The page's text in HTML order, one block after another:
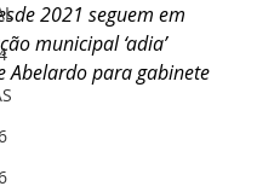
2021 seguem em
municipal ‘adia’
Abelardo para gabinete